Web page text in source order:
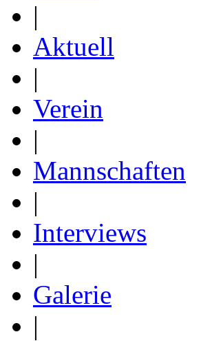
|
Aktuell
|
Verein
|
Mannschaften
|
Interviews
|
Galerie
|